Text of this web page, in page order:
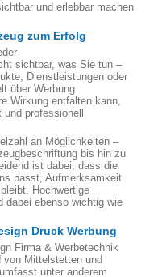
und erlebbar machen
zum Erfolg
sichtbar, was Sie tun –
Dienstleistungen oder
über Werbung
Wirkung entfalten kann,
professionell
an Möglichkeiten –
bis hin zu
ist dabei, dass die
passt, Aufmerksamkeit
Hochwertige
dabei ebenso wichtig wie
Druck Werbung
Firma & Werbetechnik
Mittelstetten und
umfasst unter anderem